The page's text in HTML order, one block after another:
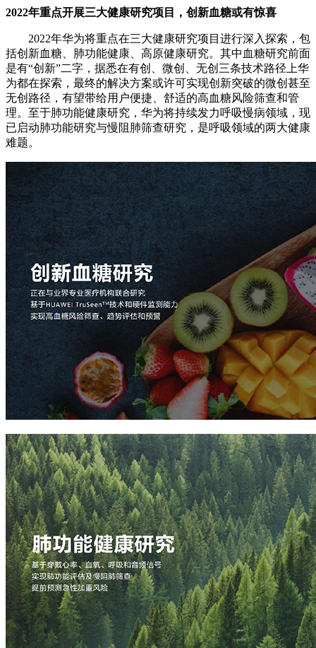
2022年重点开展三大健康研究项目，创新血糖或有惊喜
2022年华为将重点在三大健康研究项目进行深入探索，包
括创新血糖、肺功能健康、高原健康研究。其中血糖研究前面
是有“创新”二字，据悉在有创、微创、无创三条技术路径上华
为都在探索，最终的解决方案或许可实现创新突破的微创甚至
无创路径，有望带给用户便捷、舒适的高血糖风险筛查和管
理。至于肺功能健康研究，华为将持续发力呼吸慢病领域，现
已启动肺功能研究与慢阻肺筛查研究，是呼吸领域的两大健康
难题。